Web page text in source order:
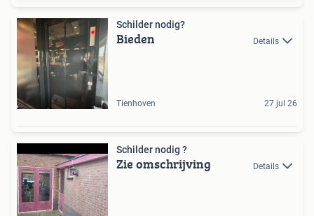
Schilder nodig?
Bieden Details
Tienhoven 27 jul 26
Schilder nodig ?
Zie omschrijving Details